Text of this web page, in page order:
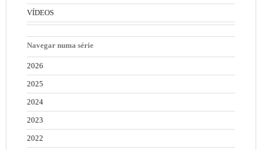
VÍDEOS
Navegar numa série
2026
2025
2024
2023
2022